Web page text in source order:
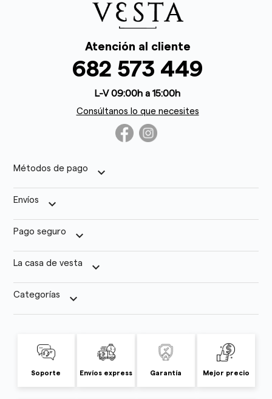
Atención al cliente
682 573 449
L-V 09:00h a 15:00h
Consúltanos lo que necesites
Métodos de pago keyboard_arrow_down
Envíos keyboard_arrow_down
Pago seguro keyboard_arrow_down
La casa de vesta keyboard_arrow_down
Categorías keyboard_arrow_down
Soporte Envíos express Garantía Mejor precio